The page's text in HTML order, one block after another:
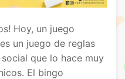
Hoy, un juego
un juego de reglas
que lo hace muy
El bingo